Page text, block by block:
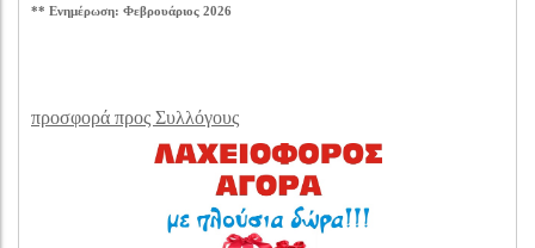
** Ενημέρωση: Φεβρουάριος 2026
προσφορά προς Συλλόγους